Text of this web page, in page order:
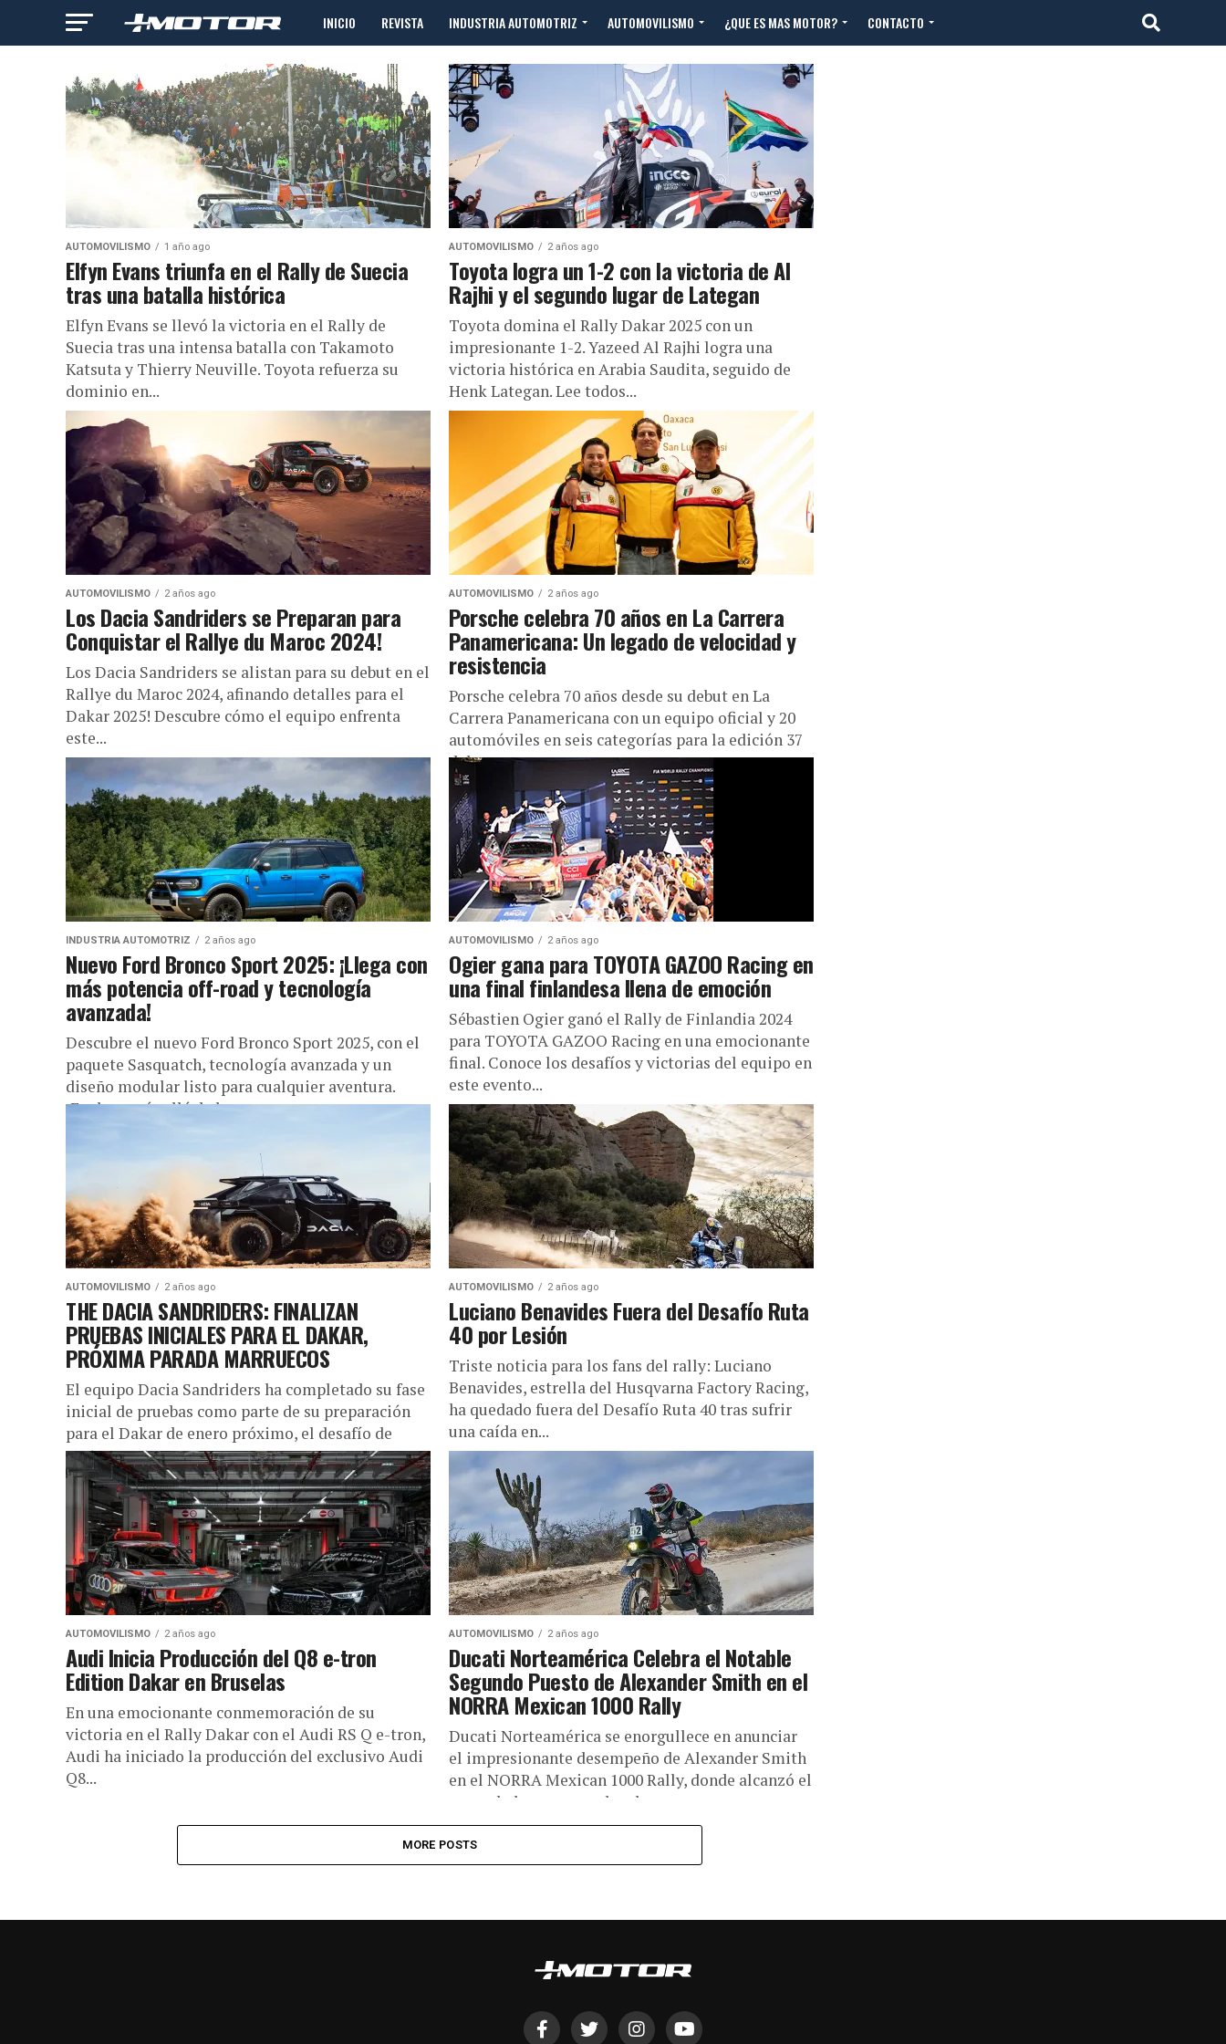
INICIO REVISTA INDUSTRIA AUTOMOTRIZ AUTOMOVILISMO ¿QUE ES MAS MOTOR? CONTACTO
AUTOMOVILISMO 1 año ago
Elfyn Evans triunfa en el Rally de Suecia
tras una batalla histórica
Elfyn Evans se llevó la victoria en el Rally de
Suecia tras una intensa batalla con Takamoto
Katsuta y Thierry Neuville. Toyota refuerza su
dominio en...
AUTOMOVILISMO 2 años ago
Toyota logra un 1-2 con la victoria de Al
Rajhi y el segundo lugar de Lategan
Toyota domina el Rally Dakar 2025 con un
impresionante 1-2. Yazeed Al Rajhi logra una
victoria histórica en Arabia Saudita, seguido de
Henk Lategan. Lee todos...
AUTOMOVILISMO 2 años ago
Los Dacia Sandriders se Preparan para
Conquistar el Rallye du Maroc 2024!
Los Dacia Sandriders se alistan para su debut en el
Rallye du Maroc 2024, afinando detalles para el
Dakar 2025! Descubre cómo el equipo enfrenta
este...
AUTOMOVILISMO 2 años ago
Porsche celebra 70 años en La Carrera
Panamericana: Un legado de velocidad y
resistencia
Porsche celebra 70 años desde su debut en La
Carrera Panamericana con un equipo oficial y 20
automóviles en seis categorías para la edición 37
del...
INDUSTRIA AUTOMOTRIZ 2 años ago
Nuevo Ford Bronco Sport 2025: ¡Llega con
más potencia off-road y tecnología
avanzada!
Descubre el nuevo Ford Bronco Sport 2025, con el
paquete Sasquatch, tecnología avanzada y un
diseño modular listo para cualquier aventura.
¡Explora más allá de los...
AUTOMOVILISMO 2 años ago
Ogier gana para TOYOTA GAZOO Racing en
una final finlandesa llena de emoción
Sébastien Ogier ganó el Rally de Finlandia 2024
para TOYOTA GAZOO Racing en una emocionante
final. Conoce los desafíos y victorias del equipo en
este evento...
AUTOMOVILISMO 2 años ago
THE DACIA SANDRIDERS: FINALIZAN
PRUEBAS INICIALES PARA EL DAKAR,
PRÓXIMA PARADA MARRUECOS
El equipo Dacia Sandriders ha completado su fase
inicial de pruebas como parte de su preparación
para el Dakar de enero próximo, el desafío de
motorsport...
AUTOMOVILISMO 2 años ago
Luciano Benavides Fuera del Desafío Ruta
40 por Lesión
Triste noticia para los fans del rally: Luciano
Benavides, estrella del Husqvarna Factory Racing,
ha quedado fuera del Desafío Ruta 40 tras sufrir
una caída en...
AUTOMOVILISMO 2 años ago
Audi Inicia Producción del Q8 e-tron
Edition Dakar en Bruselas
En una emocionante conmemoración de su
victoria en el Rally Dakar con el Audi RS Q e-tron,
Audi ha iniciado la producción del exclusivo Audi
Q8...
AUTOMOVILISMO 2 años ago
Ducati Norteamérica Celebra el Notable
Segundo Puesto de Alexander Smith en el
NORRA Mexican 1000 Rally
Ducati Norteamérica se enorgullece en anunciar
el impresionante desempeño de Alexander Smith
en el NORRA Mexican 1000 Rally, donde alcanzó el
segundo lugar general en la...
MORE POSTS